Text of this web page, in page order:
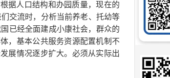
据人口结构和办园质量，现在的
们交流时，分析当前养老、托幼等
已经全面建成小康社会，群众的
，基本公共服务资源配置机制不
展情况逐步扩大。必须从实际出